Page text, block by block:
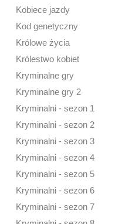
Kobiece jazdy
Kod genetyczny
Królowe życia
Królestwo kobiet
Kryminalne gry
Kryminalne gry 2
Kryminalni - sezon 1
Kryminalni - sezon 2
Kryminalni - sezon 3
Kryminalni - sezon 4
Kryminalni - sezon 5
Kryminalni - sezon 6
Kryminalni - sezon 7